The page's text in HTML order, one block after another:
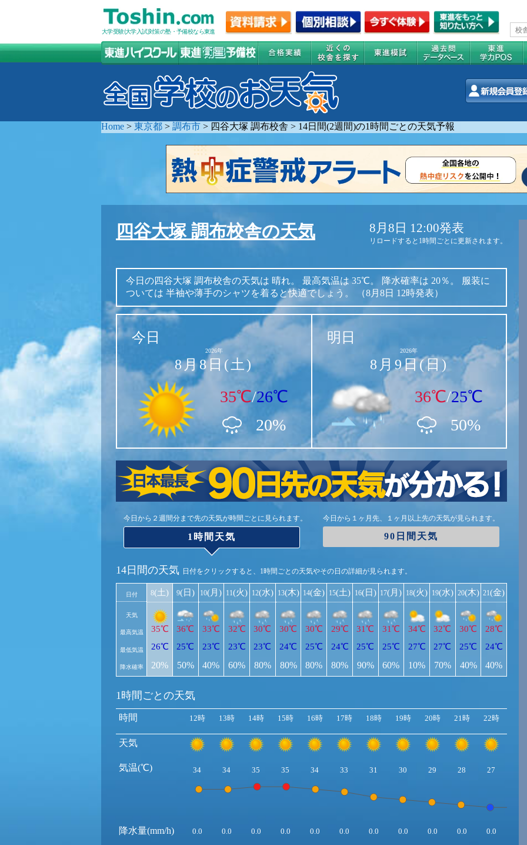
大学受験(大学入試)対策の塾・予備校なら東進
Home > 東京都 > 調布市 > 四谷大塚 調布校舎 > 14日間(2週間)の1時間ごとの天気予報
四谷大塚 調布校舎の天気 8月8日 12:00発表
リロードすると1時間ごとに更新されます。
今日の四谷大塚 調布校舎の天気は 晴れ。 最高気温は 35℃。 降水確率は 20％。
服装に
ついては 半袖や薄手のシャツを着ると快適でしょう。 （8月8日 12時発表）
今日
2026年
8月8日(土)
35℃/26℃
20%
明日
2026年
8月9日(日)
36℃/25℃
50%
今日から２週間分まで先の天気が時間ごとに見られます。
1時間天気
今日から１ヶ月先、１ヶ月以上先の天気が見られます。
90日間天気
14日間の天気 日付をクリックすると、1時間ごとの天気やその日の詳細が見られます。
日付
天気
最高気温
最低気温
降水確率
8(土)
35℃
26℃
20%
9(日)
36℃
25℃
50%
10(月)
33℃
23℃
40%
11(火)
32℃
23℃
60%
12(水)
30℃
23℃
80%
13(木)
30℃
24℃
80%
14(金)
30℃
25℃
80%
15(土)
29℃
24℃
80%
16(日)
31℃
25℃
90%
17(月)
31℃
25℃
60%
18(火)
34℃
27℃
10%
19(水)
32℃
27℃
70%
20(木)
30℃
25℃
40%
21(金)
28℃
24℃
40%
1時間ごとの天気
時間
天気
気温(℃)
降水量(mm/h)
12時 13時 14時 15時 16時 17時 18時 19時 20時 21時 22時
34 34 35 35 34 33 31 30 29 28 27
0.0 0.0 0.0 0.0 0.0 0.0 0.0 0.0 0.0 0.0 0.0